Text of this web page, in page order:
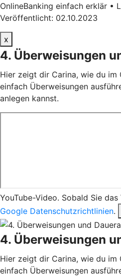
OnlineBanking einfach erklär •
Veröffentlicht: 02.10.2023
x
4. Überweisungen
Hier zeigt dir Carina, wie du im
einfach Überweisungen
anlegen kannst.
YouTube-Video. Sobald Sie
Google Datenschutzrichtlinien.
4. Überweisungen
Hier zeigt dir Carina, wie du im
einfach Überweisungen